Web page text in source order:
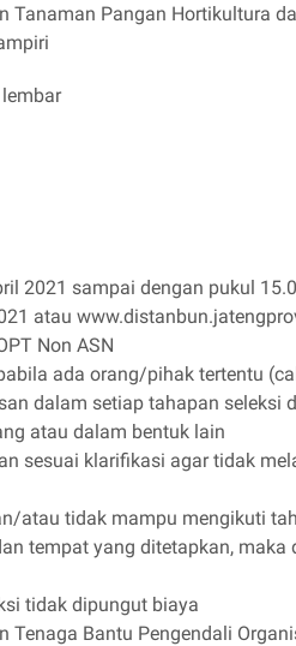
Tanaman Pangan Hortikultura
2021 sampai dengan pukul
atau
Non ASN
ada orang/pihak tertentu
dalam setiap tahapan seleksi
atau dalam bentuk lain
sesuai klarifikasi agar tidak
atau tidak mampu mengikuti
tempat yang ditetapkan, maka
tidak dipungut biaya
Tenaga Bantu Pengendali